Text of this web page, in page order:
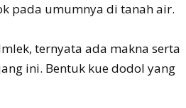
pada umumnya di tanah air.
ternyata ada makna serta
ini. Bentuk kue dodol yang